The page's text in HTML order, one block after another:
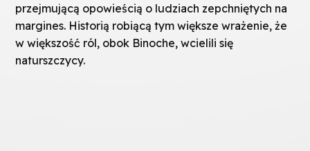
przejmującą opowieścią o ludziach zepchniętych na
margines. Historią robiącą tym większe wrażenie, że
w większość ról, obok Binoche, wcielili się
naturszczycy.